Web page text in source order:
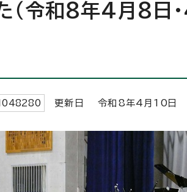
（令和8年4月8日
更新日 令和8年4月 10 日